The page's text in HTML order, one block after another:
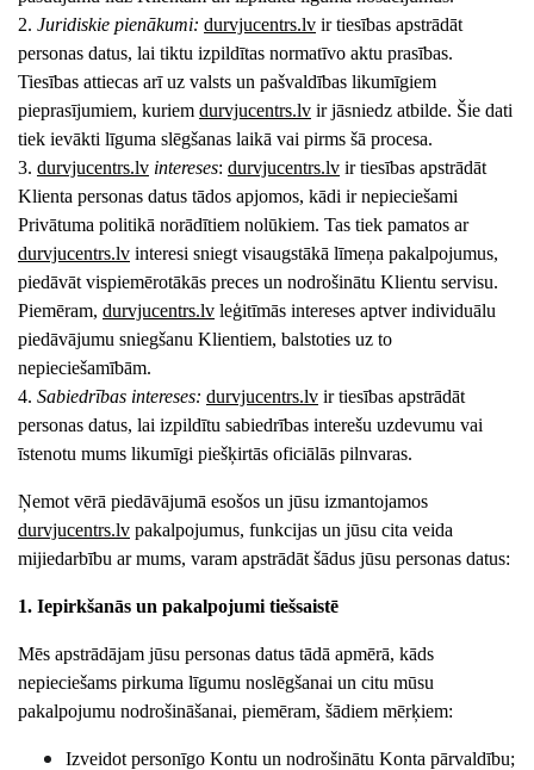
2. Juridiskie pienākumi: durvjucentrs.lv ir tiesības apstrādāt
personas datus, lai tiktu izpildītas normatīvo aktu prasības.
Tiesības attiecas arī uz valsts un pašvaldības likumīgiem
pieprasījumiem, kuriem durvjucentrs.lv ir jāsniedz atbilde. Šie dati
tiek ievākti līguma slēgšanas laikā vai pirms šā procesa.
3. durvjucentrs.lv intereses: durvjucentrs.lv ir tiesības apstrādāt
Klienta personas datus tādos apjomos, kādi ir nepieciešami
Privātuma politikā norādītiem nolūkiem. Tas tiek pamatos ar
durvjucentrs.lv interesi sniegt visaugstākā līmeņa pakalpojumus,
piedāvāt vispiemērotākās preces un nodrošinātu Klientu servisu.
Piemēram, durvjucentrs.lv leģitīmās intereses aptver individuālu
piedāvājumu sniegšanu Klientiem, balstoties uz to
nepieciešamībām.
4. Sabiedrības intereses: durvjucentrs.lv ir tiesības apstrādāt
personas datus, lai izpildītu sabiedrības interešu uzdevumu vai
īstenotu mums likumīgi piešķirtās oficiālās pilnvaras.
Ņemot vērā piedāvājumā esošos un jūsu izmantojamos
durvjucentrs.lv pakalpojumus, funkcijas un jūsu cita veida
mijiedarbību ar mums, varam apstrādāt šādus jūsu personas datus:
1. Iepirkšanās un pakalpojumi tiešsaistē
Mēs apstrādājam jūsu personas datus tādā apmērā, kāds
nepieciešams pirkuma līgumu noslēgšanai un citu mūsu
pakalpojumu nodrošināšanai, piemēram, šādiem mērķiem:
Izveidot personīgo Kontu un nodrošinātu Konta pārvaldību;